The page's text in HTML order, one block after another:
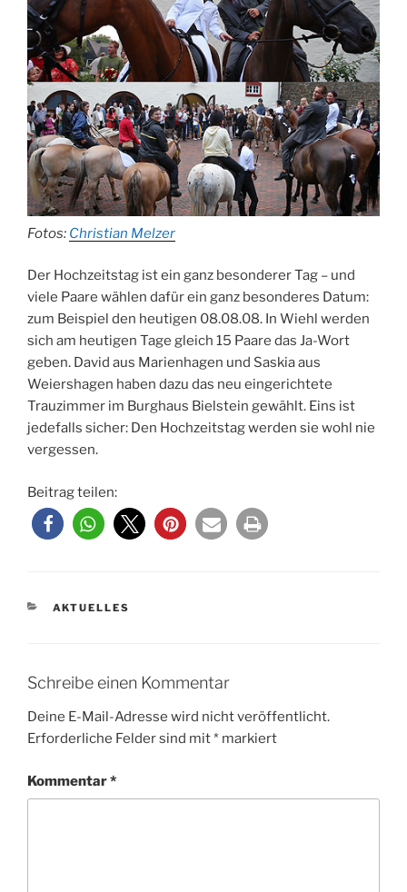
Fotos: Christian Melzer
Der Hochzeitstag ist ein ganz besonderer Tag – und
viele Paare wählen dafür ein ganz besonderes Datum:
zum Beispiel den heutigen 08.08.08. In Wiehl werden
sich am heutigen Tage gleich 15 Paare das Ja-Wort
geben. David aus Marienhagen und Saskia aus
Weiershagen haben dazu das neu eingerichtete
Trauzimmer im Burghaus Bielstein gewählt. Eins ist
jedefalls sicher: Den Hochzeitstag werden sie wohl nie
vergessen.
Beitrag teilen:
KATEGORIEN
AKTUELLES
Schreibe einen Kommentar
Deine E-Mail-Adresse wird nicht veröffentlicht.
Erforderliche Felder sind mit* markiert
Kommentar*